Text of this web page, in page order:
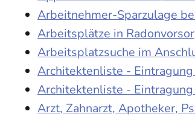
Arbeitnehmer-Sparzulage
Arbeitsplätze in
Arbeitsplatzsuche im
Architektenliste -
Architektenliste -
Arzt, Zahnarzt, Apotheker,